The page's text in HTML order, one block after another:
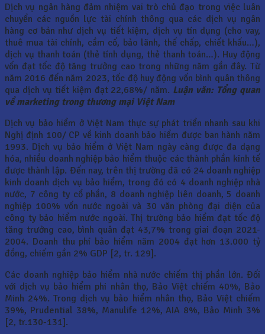
Dịch vụ ngân hàng đảm nhiệm vai trò chủ đạo trong việc luân
chuyển các nguồn lực tài chính thông qua các dịch vụ ngân
hàng cơ bản như dịch vụ tiết kiệm, dịch vụ tín dụng (cho vay,
thuê mua tài chính, cầm cố, bảo lãnh, thế chấp, chiết khấu…),
dịch vụ thanh toán (thẻ tính dụng, thẻ thanh toán…). Huy động
vốn đạt tốc độ tăng trưởng cao trong những năm gần đây. Từ
năm 2016 đến năm 2023, tốc độ huy động vốn bình quân thông
qua dịch vụ tiết kiệm đạt 22,68%/ năm. Luận văn: Tổng quan
về marketing trong thương mại Việt Nam
Dịch vụ bảo hiểm ở Việt Nam thực sự phát triển nhanh sau khi
Nghị định 100/ CP về kinh doanh bảo hiểm được ban hành năm
1993. Dịch vụ bảo hiểm ở Việt Nam ngày càng được đa dạng
hóa, nhiều doanh nghiệp bảo hiểm thuộc các thành phần kinh tế
được thành lập. Đến nay, trên thị trường đã có 24 doanh nghiệp
kinh doanh dịch vụ bảo hiểm, trong đó có 4 doanh nghiệp nhà
nước, 7 công ty cổ phần, 8 doanh nghiệp liên doanh, 5 doanh
nghiệp 100% vốn nước ngoài và 30 văn phòng đại diện của
công ty bảo hiểm nước ngoài. Thị trường bảo hiểm đạt tốc độ
tăng trưởng cao, bình quân đạt 43,7% trong giai đoạn 2021-
2004. Doanh thu phí bảo hiểm năm 2004 đạt hơn 13.000 tỷ
đồng, chiếm gần 2% GDP [2, tr. 129].
Các doanh nghiệp bảo hiểm nhà nước chiếm thị phần lớn. Đối
với dịch vụ bảo hiểm phi nhân thọ, Bảo Việt chiếm 40%, Bảo
Minh 24%. Trong dịch vụ bảo hiểm nhân thọ, Bảo Việt chiếm
39%, Prudential 38%, Manulife 12%, AIA 8%, Bảo Minh 3%
[2, tr.130-131].